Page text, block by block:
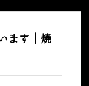
ます｜焼